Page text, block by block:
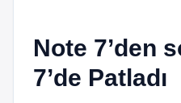
Note 7’den
7’de Patladı